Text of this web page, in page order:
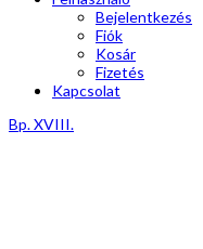
Bejelentkezés
Fiók
Kosár
Fizetés
Kapcsolat
Bp. XVIII.